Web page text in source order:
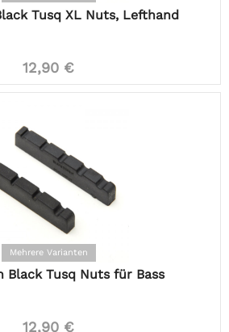
Tusq XL Nuts, Lefthand
12,90 €
Mehrere Varianten
Black Tusq Nuts für Bass
12,90 €